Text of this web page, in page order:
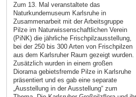
Zum 13. Mal veranstaltete das
Naturkundemuseum Karlsruhe in
Zusammenarbeit mit der Arbeitsgruppe
Pilze im Naturwissenschaftlichen Verein
(PiNK) die jährliche Frischpilzausstellung,
bei der 250 bis 300 Arten von Frischpilzen
aus dem Karlsruher Raum gezeigt wurden.
Zusätzlich wurden in einem großen
Diorama gebietsfremde Pilze in Karlsruhe
präsentiert und es gab eine separate
„Ausstellung in der Ausstellung“ zum